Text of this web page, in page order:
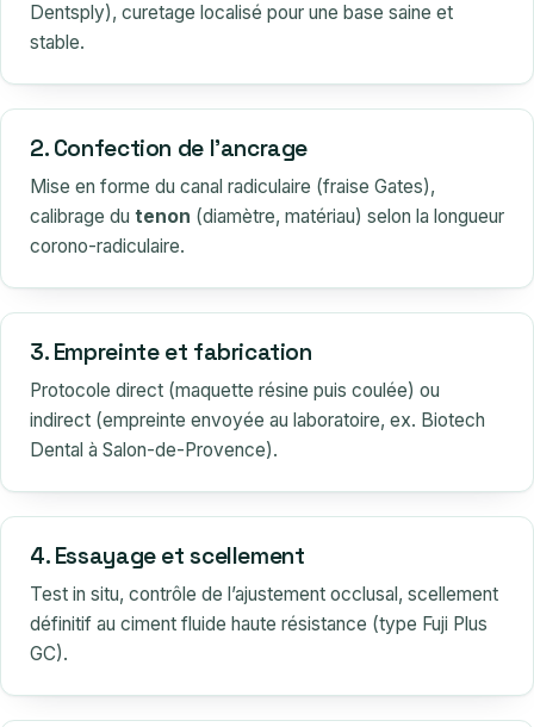
Dentsply), curetage localisé pour une base saine et
stable.
2. Confection de l’ancrage
Mise en forme du canal radiculaire (fraise Gates),
calibrage du tenon (diamètre, matériau) selon la longueur
corono-radiculaire.
3. Empreinte et fabrication
Protocole direct (maquette résine puis coulée) ou
indirect (empreinte envoyée au laboratoire, ex. Biotech
Dental à Salon-de-Provence).
4. Essayage et scellement
Test in situ, contrôle de l’ajustement occlusal, scellement
définitif au ciment fluide haute résistance (type Fuji Plus
GC).